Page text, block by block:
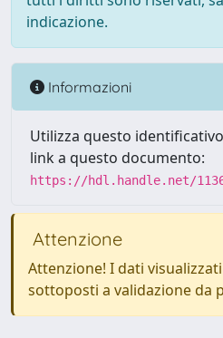
indicazione.
Informazioni
Utilizza questo
link a questo documento:
https://hdl.handle.net/
Attenzione
Attenzione! I dati
sottoposti a validazione da